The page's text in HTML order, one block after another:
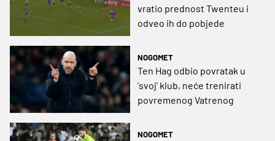
vratio prednost Twenteu i
odveo ih do pobjede
NOGOMET
Ten Hag odbio povratak u
'svoj' klub, neće trenirati
povremenog Vatrenog
NOGOMET